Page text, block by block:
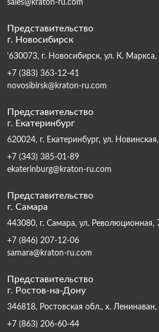
sales@kraton-ru.com
Представительство
г. Новосибирск
'630073, г. Новосибирск, ул. К.
+7 (383) 363-12-41
novosibirsk@kraton-ru.com
Представительство
г. Екатеринбург
620024, г. Екатеринбург, ул.
+7 (343) 385-01-89
ekaterinburg@kraton-ru.com
Представительство
г. Самара
443080, г. Самара, ул. Революционная,
+7 (846) 207-12-06
samara@kraton-ru.com
Представительство
г. Ростов-на-Дону
346818, Ростовская обл., х.
+7 (863) 206-60-44